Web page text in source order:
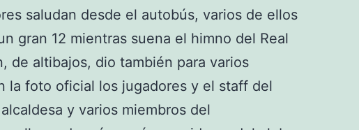
saludan desde el autobús, varios de ellos
gran 12 mientras suena el himno del Real
de altibajos, dio también para varios
la foto oficial los jugadores y el staff del
y varios miembros del